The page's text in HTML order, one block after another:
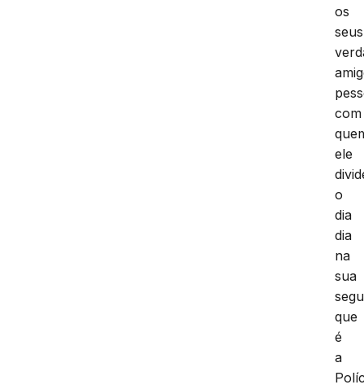
os
seus
com
ele
o
dia
dia
na
sua
que
é
a